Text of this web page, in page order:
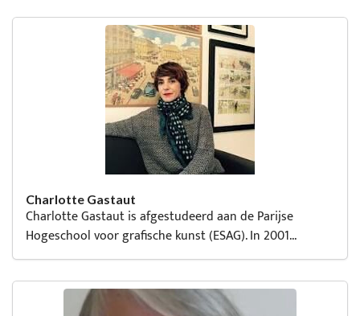
Charlotte Gastaut
Charlotte Gastaut is afgestudeerd aan de Parijse
Hogeschool voor grafische kunst (ESAG). In 2001...